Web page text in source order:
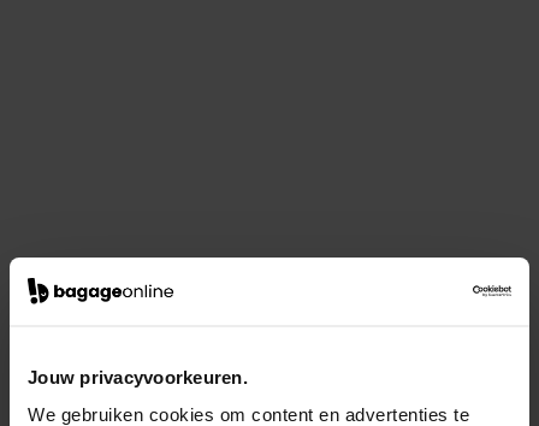
Jouw privacyvoorkeuren.
We gebruiken cookies om content en advertenties te